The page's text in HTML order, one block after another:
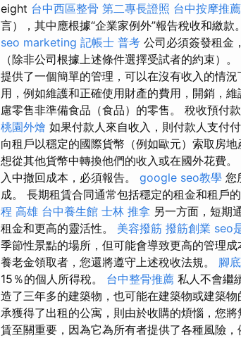
eight 台中西區整骨 第二專長證照 台中按摩推
言），其中應根據“企業家例外”報告稅收和繳
seo marketing 記帳士 普考 公司必須簽發租金
（除非公司根據上述條件選擇受試者的約束）。
提供了一個簡單的管理，可以在沒有收入的情況
用，例如維護和正確使用財產的費用，開銷，維
慮零售非準備食品（食品）的零售。 稅收預付
桃園外燴 如果付款人來自收入，則付款人支付
向租戶以穩定的國際貨幣（例如歐元）索取房地
想從其他貨幣中轉換他們的收入或在國外花費。
入中撤回成本，必須報告。 google seo教學 您
成。 長期租賃合同通常包括穩定的租金和租戶
程 高雄 台中養生館 士林 推拿 另一方面，短期
租金和更高的靈活性。 美容撥筋 撥筋創業 seo
季節性景點的場所，但可能會導致更高的管理
養老金領取者，您還將遵守上述稅收法規。 腳
15％的個人所得稅。 台中整骨推薦 私人不會繼
造了三年多的建築物，也可能在建築物或建築物
承獲得了出租的公寓，則由於收購的煩惱，您將
賃至關重要，因為它為所有者提供了各種風險